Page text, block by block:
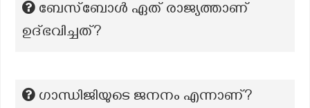
ബേസ്ബോൾ ഏത് രാജ്യത്താണ്
ഉദ്ഭവിച്ചത്?
ഗാന്ധിജിയുടെ ജനനം എന്നാണ്?